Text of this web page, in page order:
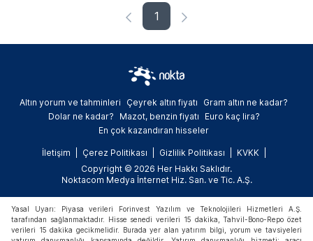
1
Altın yorum ve tahminleri Çeyrek altın fiyatı
Gram altın ne kadar?
Dolar ne kadar?
Mazot, benzin fiyatı
Euro kaç lira?
En çok kazandıran hisseler
İletişim Çerez Politikası Gizlilik Politikası
KVKK
Copyright © 2026 Her Hakkı Saklıdır.
Noktacom Medya İnternet Hiz. San. ve Tic. A.Ş.
Yasal Uyarı: Piyasa verileri Forinvest Yazılım ve Teknolojileri Hizmetleri A.Ş.
tarafından sağlanmaktadır. Hisse senedi verileri 15 dakika, Tahvil-Bono-Repo özet
verileri 15 dakika gecikmelidir. Burada yer alan yatırım bilgi, yorum ve tavsiyeleri